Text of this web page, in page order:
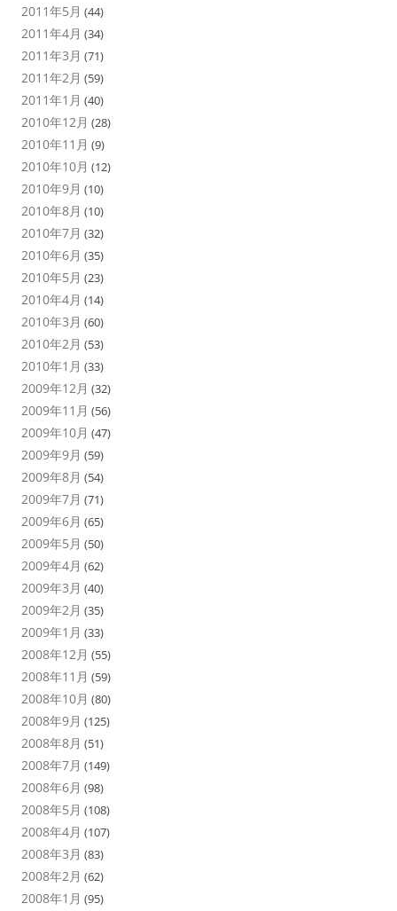
2011年5月 (44)
2011年4月 (34)
2011年3月 (71)
2011年2月 (59)
2011年1月 (40)
2010年12月 (28)
2010年11月 (9)
2010年10月 (12)
2010年9月 (10)
2010年8月 (10)
2010年7月 (32)
2010年6月 (35)
2010年5月 (23)
2010年4月 (14)
2010年3月 (60)
2010年2月 (53)
2010年1月 (33)
2009年12月 (32)
2009年11月 (56)
2009年10月 (47)
2009年9月 (59)
2009年8月 (54)
2009年7月 (71)
2009年6月 (65)
2009年5月 (50)
2009年4月 (62)
2009年3月 (40)
2009年2月 (35)
2009年1月 (33)
2008年12月 (55)
2008年11月 (59)
2008年10月 (80)
2008年9月 (125)
2008年8月 (51)
2008年7月 (149)
2008年6月 (98)
2008年5月 (108)
2008年4月 (107)
2008年3月 (83)
2008年2月 (62)
2008年1月 (95)